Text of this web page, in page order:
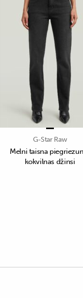
G-Star Raw
Melni taisna
kokvilnas džinsi